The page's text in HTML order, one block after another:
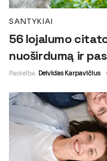
SANTYKIAI
56 lojalumo
nuoširdumą ir
Paskelbė Deividas Karpavičius